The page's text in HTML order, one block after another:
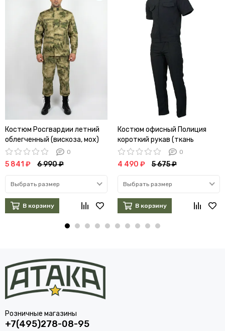
Костюм Росгвардии летний
облегченный (вискоза, мох)
0
5 841 ₽ 6 990 ₽
Выбрать размер
В корзину
Костюм офисный Полиция
короткий рукав (ткань
габардин)
0
4 490 ₽ 5 675 ₽
Выбрать размер
В корзину
Розничные магазины
+7(495)278-08-95